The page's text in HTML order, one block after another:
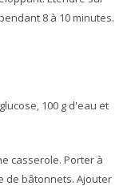
8 à 10 minutes.
100 g d'eau et
casserole. Porter à
de bâtonnets. Ajouter